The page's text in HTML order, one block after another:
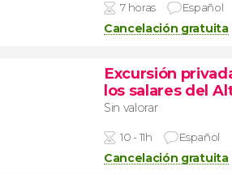
7 horas Español
Cancelación gratuita
Excursión
los salares del
Sin valorar
10 - 11h Español
Cancelación gratuita